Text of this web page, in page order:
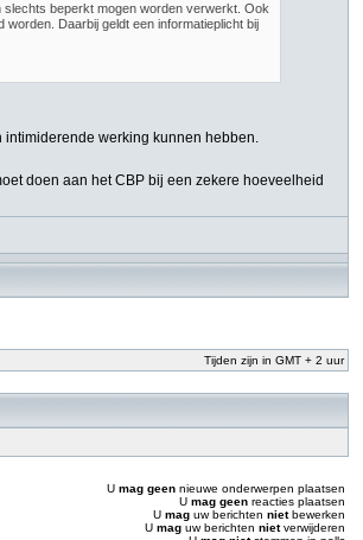
beperkt mogen worden verwerkt. Ook
Daarbij geldt een informatieplicht bij
intimiderende werking kunnen hebben.
doen aan het CBP bij een zekere hoeveelheid
Tijden zijn in GMT + 2 uur
U mag geen nieuwe onderwerpen plaatsen
U mag geen reacties plaatsen
U mag uw berichten nietbewerken
U mag uw berichten nietverwijderen